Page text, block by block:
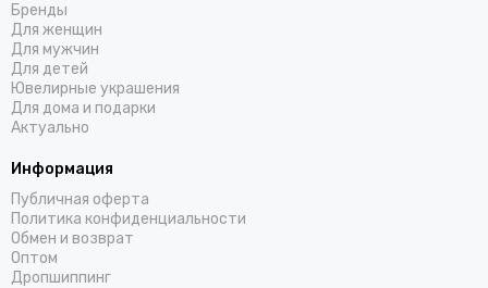
Бренды
Для женщин
Для мужчин
Для детей
Ювелирные украшения
Для дома и подарки
Актуально
Информация
Публичная оферта
Политика конфиденциальности
Обмен и возврат
Оптом
Дропшиппинг